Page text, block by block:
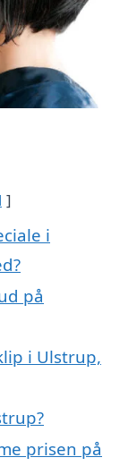
i
på
i Ulstrup,
prisen på